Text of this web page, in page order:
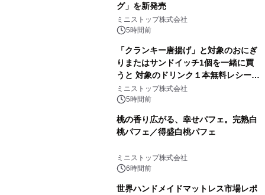
グ」を新発売
ミニストップ株式会社
5時間前
「クランキー唐揚げ」と対象のおにぎ
りまたはサンドイッチ1個を一緒に買
うと 対象のドリンク１本無料レシート
クーポンもらえる！※1
ミニストップ株式会社
5時間前
桃の香り広がる、幸せパフェ。完熟白
桃パフェ／得盛白桃パフェ
ミニストップ株式会社
6時間前
世界ハンドメイドマットレス市場レポ